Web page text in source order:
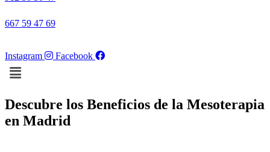
667 59 47 69
Instagram Facebook
Menú
Descubre los Beneficios de la Mesoterapia
en Madrid